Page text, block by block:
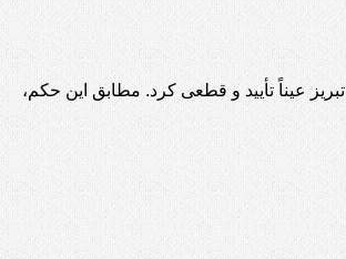
گادتب: شعبه ۲۶ دادگاه تجدیدنظر استان آزربایجان شرقی، حکم محکومیت یوسف سلحشور، فعال تورک آزربایجانی را در پرونده مرتبط با اعتراضات مرداد ۱۴۰۰ تبریز عیناً تأیید و قطعی کرد. مطابق این حکم،